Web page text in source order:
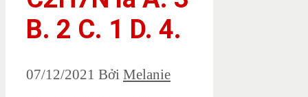
B. 2 C. 1 D. 4.
07/12/2021 Bởi Melanie